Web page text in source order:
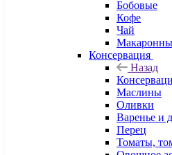
Бобовые
Кофе
Чай
Консервация
Назад
Маслины
Оливки
Варенье и
Перец
Томаты,